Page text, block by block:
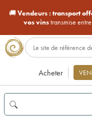
🚚Vendeurs : transport
vos vinstransmise
Acheter